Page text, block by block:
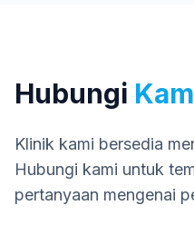
Hubungi
Klinik kami bersedia
Hubungi kami untuk
pertanyaan mengenai